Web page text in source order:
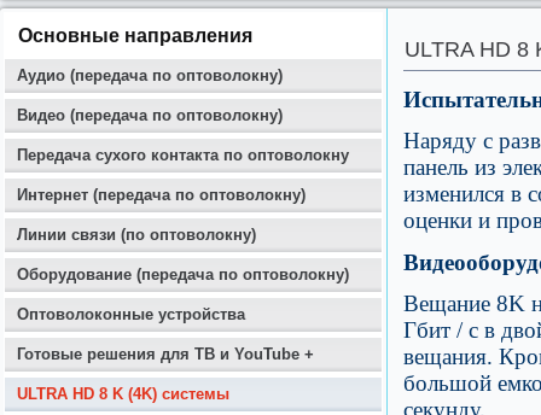
Основные направления
Аудио (передача по оптоволокну)
Видео (передача по оптоволокну)
Передача сухого контакта по оптоволокну
Интернет (передача по оптоволокну)
Линии связи (по оптоволокну)
Оборудование (передача по оптоволокну)
Оптоволоконные устройства
Готовые решения для ТВ и YouTube +
ULTRA HD 8 K (4K) системы
ULTRA HD 8
Наряду с
панель из
изменился в
оценки и
Вещание 8K
Гбит / с в
вещания.
большой
секунду.